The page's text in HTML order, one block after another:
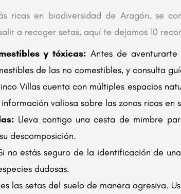
ricas en biodiversidad de Aragón, se
a recoger setas, aquí te dejamos 10
y tóxicas: Antes de
de las no comestibles, y consulta
Villas cuenta con múltiples espacios
valiosa sobre las zonas ricas en
Lleva contigo una cesta de mimbre
descomposición.
no estás seguro de la identificación de
dudosas.
las setas del suelo de manera agresiva.